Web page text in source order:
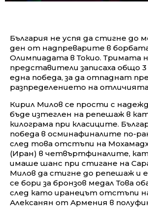
България не успя да стигне до
ден от надпреварите в
Олимпиадата в Токио. Тримата
представители записаха общо
една победа, за да отпаднат
разпределението на
Кирил Милов се прости с
бъде изтеглен на репешаж в
килограма при класиците.
победа в осминафиналите по-
след това отстъпи на
(Иран) в четвъртфиналите,
имаше шанс при стигане на
Милов да стигне до репешаж и
се бори за бронзов медал Това
след като иранецът отстъпи
Алексанян от Армения в